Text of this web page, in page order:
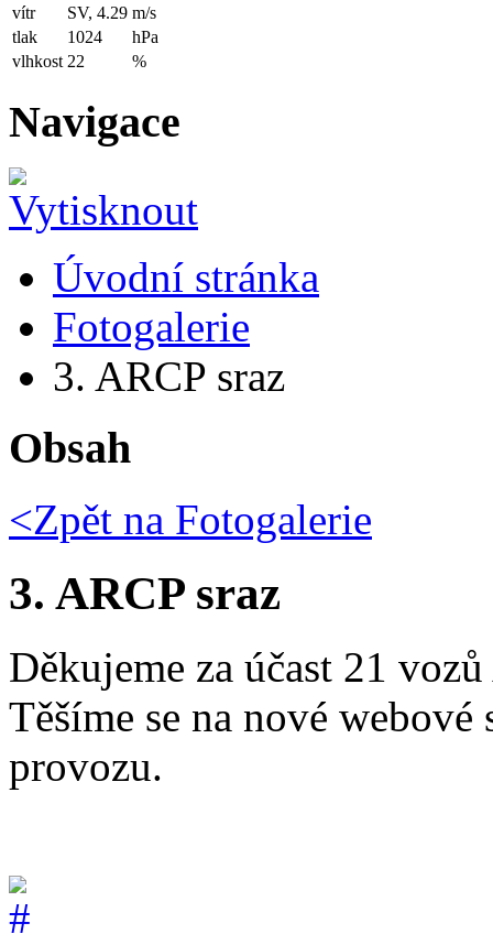
vítr SV, 4.29 m/s
tlak
1024
hPa
vlhkost 22 %
Navigace
Úvodní stránka
Fotogalerie
3. ARCP sraz
Obsah
<Zpět na Fotogalerie
3. ARCP sraz
Děkujeme za účast 21
Těšíme se na nové
provozu.